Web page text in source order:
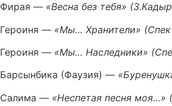
Фирая — «Весна без тебя»
Героиня — «Мы… Хранители»
Героиня — «Мы… Наследники»
Барсынбика (Фаузия) —
Салима — «Неспетая песня моя…»